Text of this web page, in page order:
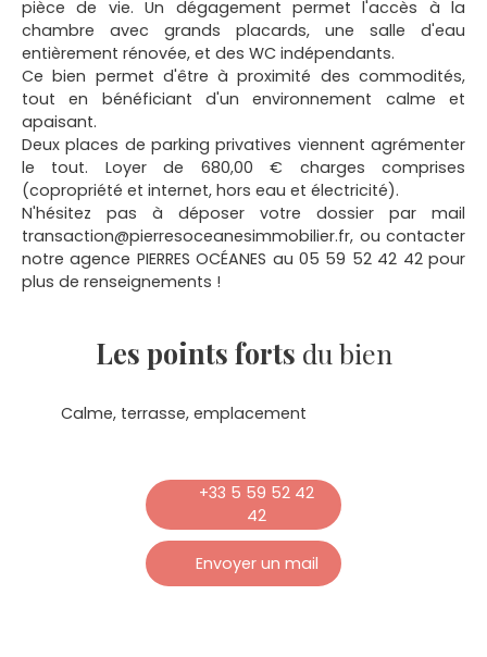
pièce de vie. Un dégagement permet l'accès à la
chambre avec grands placards, une salle d'eau
entièrement rénovée, et des WC indépendants.
Ce bien permet d'être à proximité des commodités,
tout en bénéficiant d'un environnement calme et
apaisant.
Deux places de parking privatives viennent agrémenter
le tout. Loyer de 680,00 € charges comprises
(copropriété et internet, hors eau et électricité).
N'hésitez pas à déposer votre dossier par mail
transaction@pierresoceanesimmobilier.fr, ou contacter
notre agence PIERRES OCÉANES au 05 59 52 42 42 pour
plus de renseignements !
Les points forts du bien
Calme, terrasse, emplacement
+33 5 59 52 42
42
Envoyer un mail